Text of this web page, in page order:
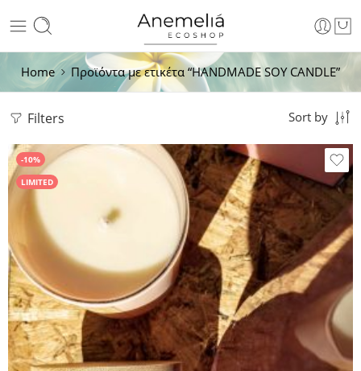
Home Προϊόντα με ετικέτα “HANDMADE SOY CANDLE”
Filters Sort by
-10%
LIMITED